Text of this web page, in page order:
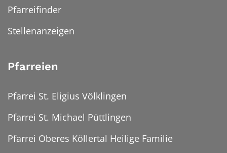
Pfarreifinder
Stellenanzeigen
Pfarreien
Pfarrei St. Eligius Völklingen
Pfarrei St. Michael Püttlingen
Pfarrei Oberes Köllertal Heilige Familie